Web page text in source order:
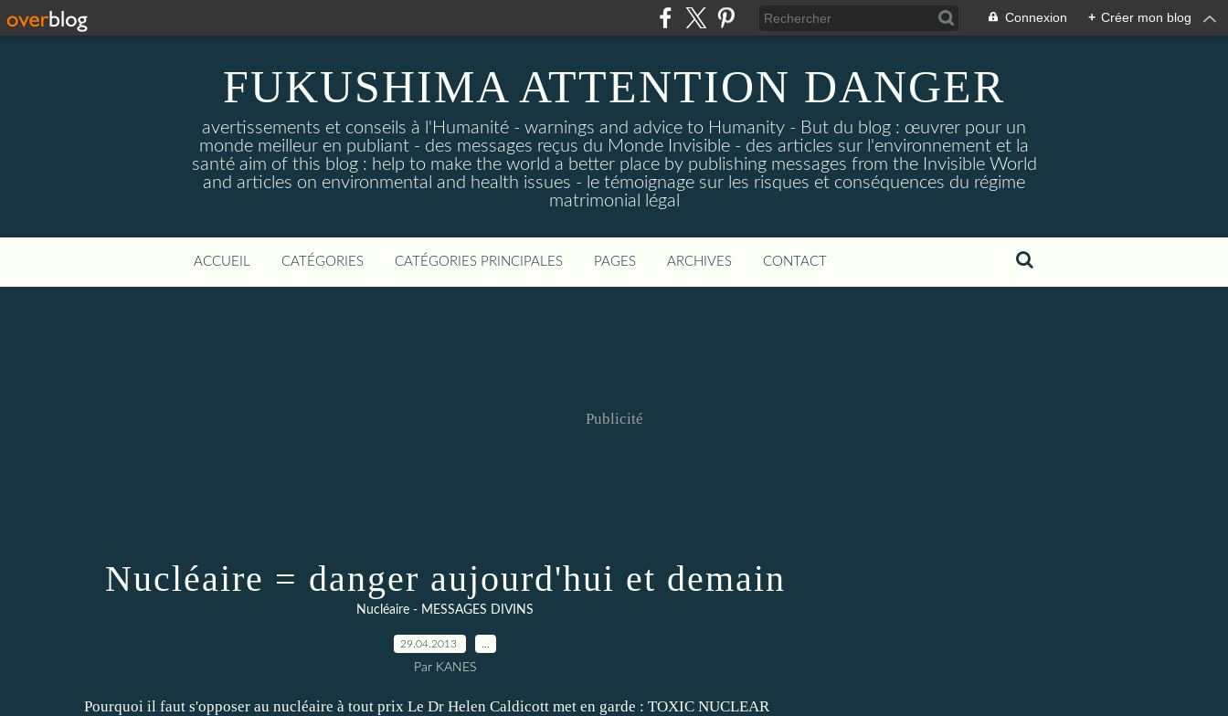
Connexion + Créer mon blog
FUKUSHIMA ATTENTION DANGER
avertissements et conseils à l'Humanité - warnings and advice to Humanity - But du blog : œuvrer pour un
monde meilleur en publiant - des messages reçus du Monde Invisible - des articles sur l'environnement et la
santé aim of this blog : help to make the world a better place by publishing messages from the Invisible World
and articles on environmental and health issues - le témoignage sur les risques et conséquences du régime
matrimonial légal
ACCUEIL CATÉGORIES CATÉGORIES PRINCIPALES PAGES ARCHIVES CONTACT
Publicité
Nucléaire = danger aujourd'hui et demain
Nucléaire - MESSAGES DIVINS
29.04.2013
Par KANES
Pourquoi il faut s'opposer au nucléaire à tout prix Le Dr Helen Caldicott met en garde : TOXIC NUCLEAR